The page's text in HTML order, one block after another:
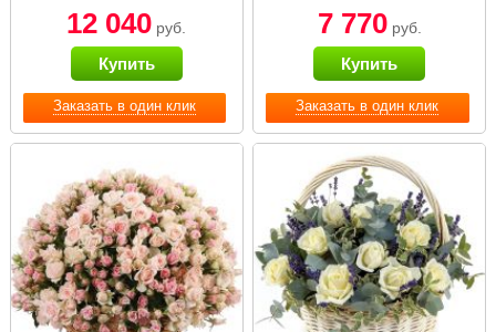
Заказать в один клик
12 040 руб.
Купить
Заказать в один клик
7 770руб.
Купить